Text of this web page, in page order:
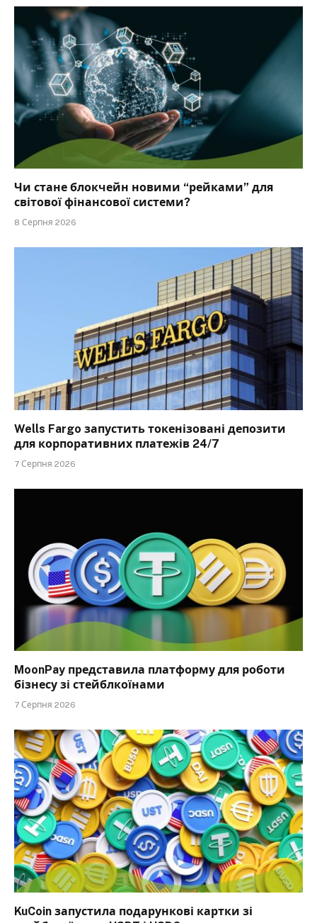
Чи стане блокчейн новими “рейками” для
світової фінансової системи?
8 Серпня 2026
Wells Fargo запустить токенізовані депозити
для корпоративних платежів 24/7
7 Серпня 2026
MoonPay представила платформу для роботи
бізнесу зі стейблкоїнами
7 Серпня 2026
KuCoin запустила подарункові картки зі